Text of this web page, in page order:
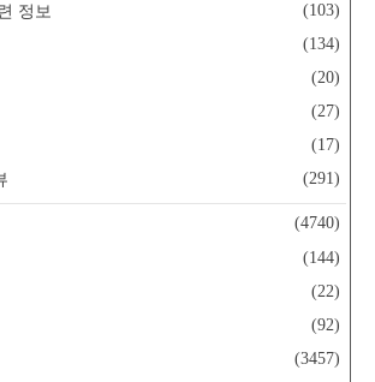
정보
(103)
(134)
(20)
(27)
(17)
(291)
(4740)
(144)
(22)
(92)
(3457)